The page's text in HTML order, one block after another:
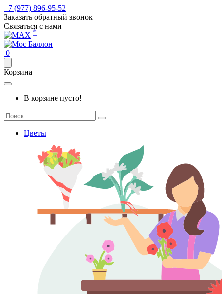
+7 (977) 896-95-52
Заказать обратный звонок
Связаться с нами
*
0
Корзина
В корзине пусто!
Цветы